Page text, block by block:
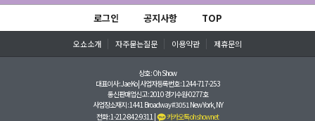
로그인 공지사항 TOP
오쇼소개 자주묻는질문 이용약관 제휴문의
상호 : Oh Show
대표이사 : Jae Ko | 사업자등록번호 : 1244-717-253
통신판매업신고 : 2010 경기수원-0277호
사업장소재지 : 1441 Broadway #3051 New York, NY
전화 : 1-212-842-9311 |
카카오톡 ohshownet